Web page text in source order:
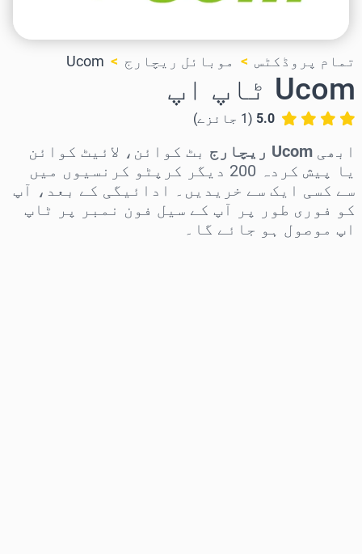
تمام پروڈکٹس موبائل ریچارج Ucom
Ucom ٹاپ اپ
5.0
(
1 جائزے)
ابھی Ucom ریچارج
بٹ کوائن، لائیٹ کوائن
یا پیش کردہ 200 دیگر کرپٹو کرنسیوں میں
سے کسی ایک سے خریدیں۔ ادائیگی کے بعد، آپ
کو فوری طور پر آپ کے سیل فون نمبر پر ٹاپ
اپ موصول ہو جائے گا۔